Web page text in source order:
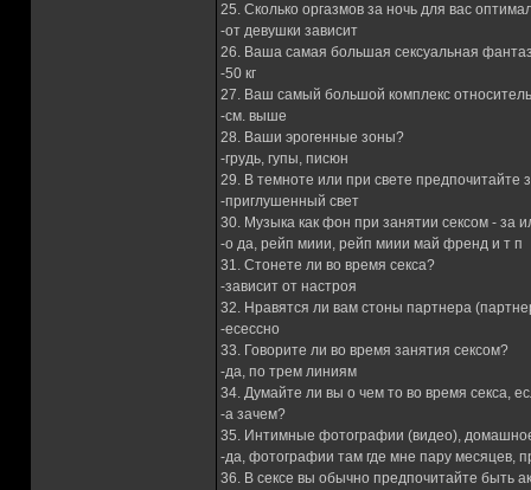
25. Сколько оргазмов за ночь для вас
-от девушки зависит
26. Ваша самая большая сексуальная
-50 кг
27. Ваш самый большой комплекс
-см. выше
28. Ваши эрогенные зоны?
-грудь, гупы, писюн
29. В темноте или при свете предпочитайте
-приглушенный свет
30. Музыка как фон при занятии сексом - за
-о да, рейп миии, рейп миии май френд и т п
31. Стонете ли во время секса?
-зависит от настроя
32. Нравятся ли вам стоны партнера
-есессно
33. Говорите ли во время занятия сексом?
-да, по трем линиям
34. Думайте ли вы о чем то во время секса,
-а зачем?
35. Интимные фотографии (видео),
-да, фотографии там где мне пару месяцев,
36. В сексе вы обычно предпочитайте быть